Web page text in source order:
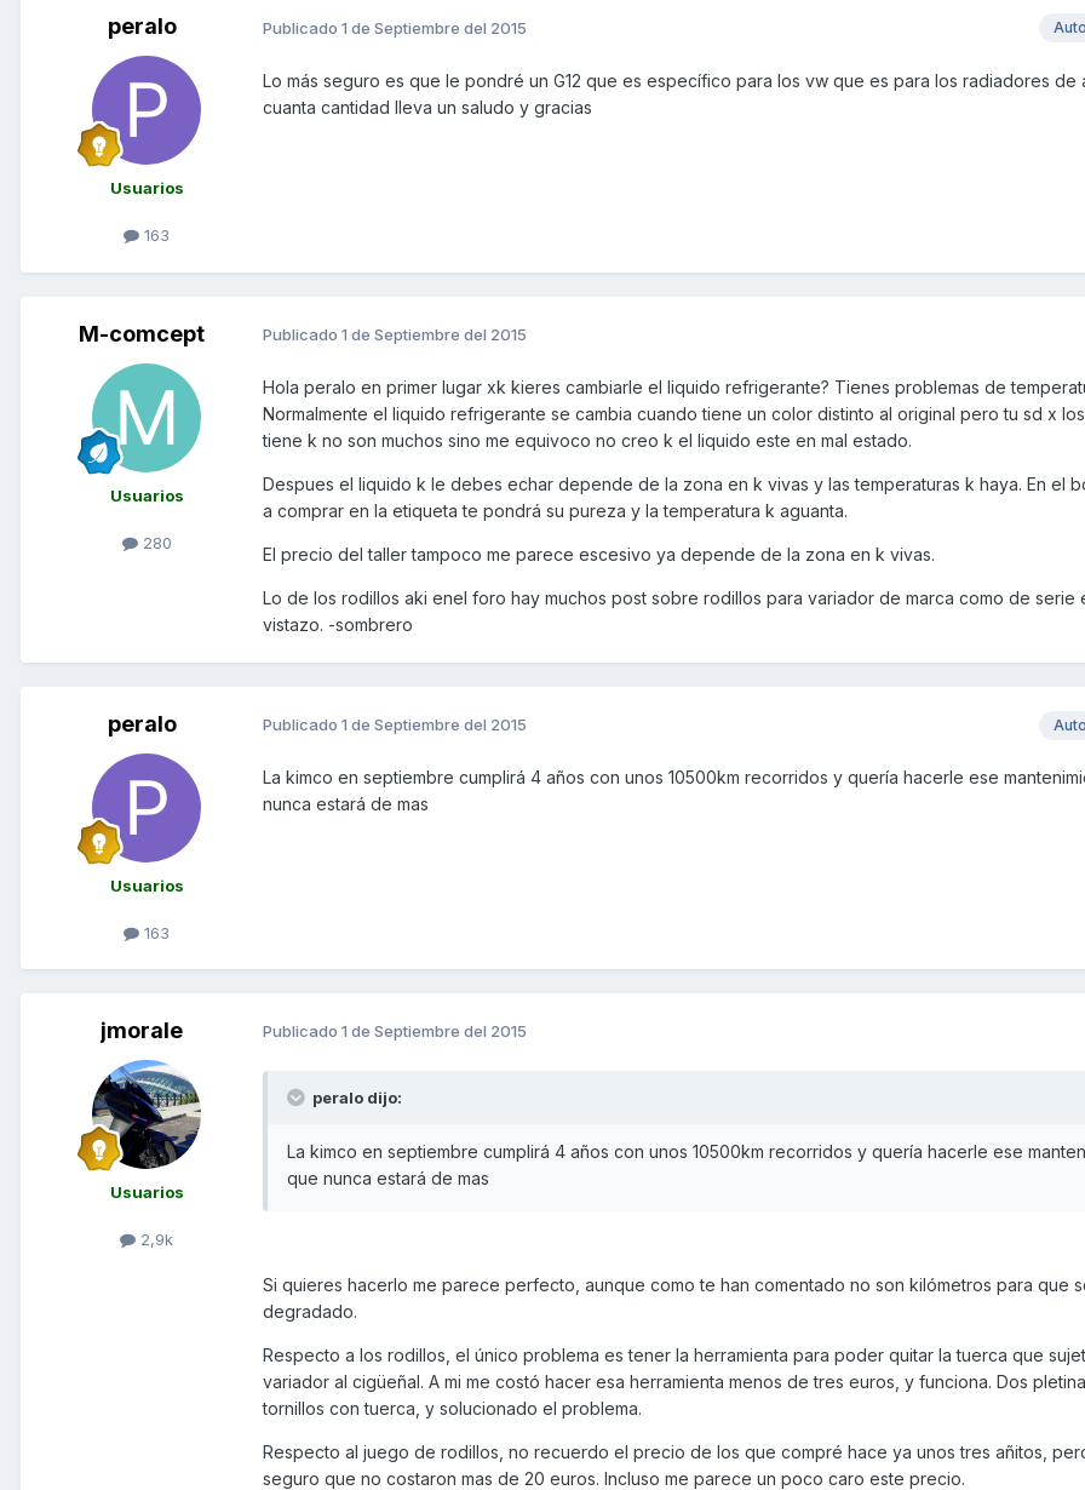
peralo
Usuarios
163
Publicado 1 de Septiembre del 2015
Lo más seguro es que le pondré un G12 que es específico para los vw que es para los radiadores de
cuanta cantidad lleva un saludo y gracias
M-comcept
Usuarios
280
Publicado 1 de Septiembre del 2015
Hola peralo en primer lugar xk kieres cambiarle el liquido refrigerante? Tienes problemas de
Normalmente el liquido refrigerante se cambia cuando tiene un color distinto al original pero tu sd x
tiene k no son muchos sino me equivoco no creo k el liquido este en mal estado.
Despues el liquido k le debes echar depende de la zona en k vivas y las temperaturas k haya. En el
a comprar en la etiqueta te pondrá su pureza y la temperatura k aguanta.
El precio del taller tampoco me parece escesivo ya depende de la zona en k vivas.
Lo de los rodillos aki enel foro hay muchos post sobre rodillos para variador de marca como de serie
vistazo. -sombrero
peralo
Usuarios
163
Publicado 1 de Septiembre del 2015
La kimco en septiembre cumplirá 4 años con unos 10500km recorridos y quería hacerle ese
nunca estará de mas
jmorale
Usuarios
2,9k
Publicado 1 de Septiembre del 2015
peralo dijo:
La kimco en septiembre cumplirá 4 años con unos 10500km recorridos y quería hacerle ese
que nunca estará de mas
Si quieres hacerlo me parece perfecto, aunque como te han comentado no son kilómetros para que
degradado.
Respecto a los rodillos, el único problema es tener la herramienta para poder quitar la tuerca que
variador al cigüeñal. A mi me costó hacer esa herramienta menos de tres euros, y funciona. Dos
tornillos con tuerca, y solucionado el problema.
Respecto al juego de rodillos, no recuerdo el precio de los que compré hace ya unos tres añitos,
seguro que no costaron mas de 20 euros. Incluso me parece un poco caro este precio.